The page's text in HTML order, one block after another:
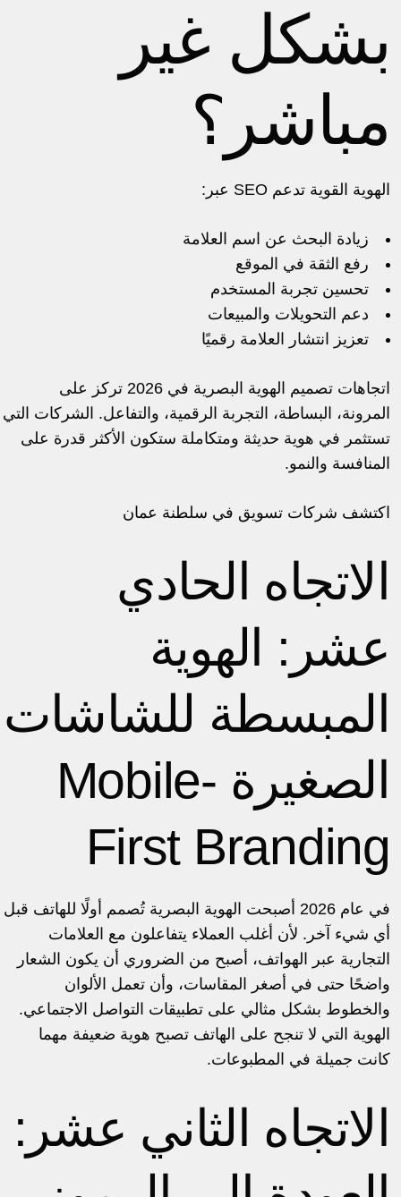
بشكل غير
مباشر؟
الهوية القوية تدعم SEO عبر:
زيادة البحث عن اسم العلامة
رفع الثقة في الموقع
تحسين تجربة المستخدم
دعم التحويلات والمبيعات
تعزيز انتشار العلامة رقميًا
اتجاهات تصميم الهوية البصرية في 2026 تركز على
المرونة، البساطة، التجربة الرقمية، والتفاعل. الشركات التي
تستثمر في هوية حديثة ومتكاملة ستكون الأكثر قدرة على
المنافسة والنمو.
اكتشف شركات تسويق في سلطنة عمان
الاتجاه الحادي
عشر: الهوية
المبسطة للشاشات
الصغيرة Mobile-
First Branding
في عام 2026 أصبحت الهوية البصرية تُصمم أولًا للهاتف قبل
أي شيء آخر. لأن أغلب العملاء يتفاعلون مع العلامات
التجارية عبر الهواتف، أصبح من الضروري أن يكون الشعار
واضحًا حتى في أصغر المقاسات، وأن تعمل الألوان
والخطوط بشكل مثالي على تطبيقات التواصل الاجتماعي.
الهوية التي لا تنجح على الهاتف تصبح هوية ضعيفة مهما
كانت جميلة في المطبوعات.
الاتجاه الثاني عشر: